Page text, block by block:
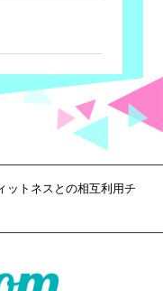
ットネスとの相互利用チ